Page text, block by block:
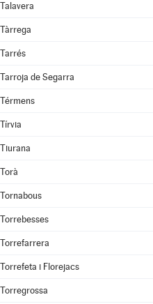
Talavera
Tàrrega
Tarrés
Tarroja de Segarra
Térmens
Tírvia
Tiurana
Torà
Tornabous
Torrebesses
Torrefarrera
Torrefeta i Florejacs
Torregrossa